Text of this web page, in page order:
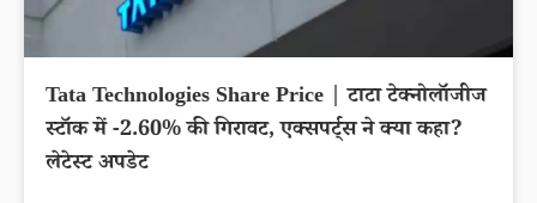
Tata Technologies Share Price | टाटा टेक्नोलॉजीज
स्टॉक में -2.60% की गिरावट, एक्सपर्ट्स ने क्या कहा?
लेटेस्ट अपडेट